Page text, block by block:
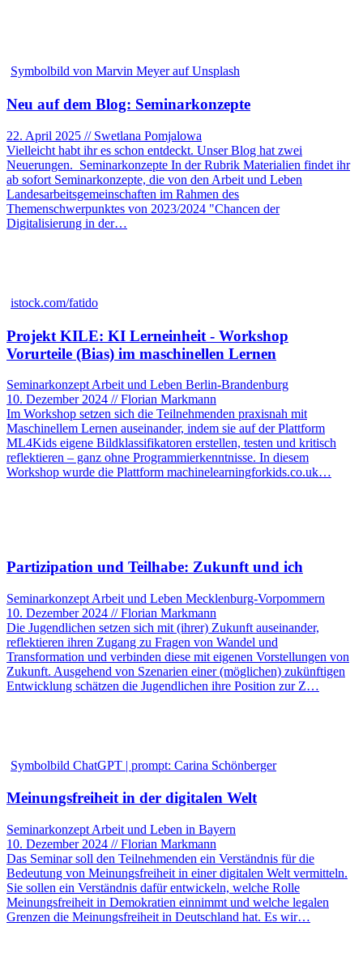
Symbolbild von Marvin Meyer auf Unsplash
Neu auf dem Blog: Seminarkonzepte
22. April 2025 // Swetlana Pomjalowa
Vielleicht habt ihr es schon entdeckt. Unser Blog hat zwei
Neuerungen. Seminarkonzepte In der Rubrik Materialien findet ihr
ab sofort Seminarkonzepte, die von den Arbeit und Leben
Landesarbeitsgemeinschaften im Rahmen des
Themenschwerpunktes von 2023/2024 "Chancen der
Digitalisierung in der…
istock.com/fatido
Projekt KILE: KI Lerneinheit - Workshop
Vorurteile (Bias) im maschinellen Lernen
Seminarkonzept Arbeit und Leben Berlin-Brandenburg
10. Dezember 2024 // Florian Markmann
Im Workshop setzen sich die Teilnehmenden praxisnah mit
Maschinellem Lernen auseinander, indem sie auf der Plattform
ML4Kids eigene Bildklassifikatoren erstellen, testen und kritisch
reflektieren – ganz ohne Programmierkenntnisse. In diesem
Workshop wurde die Plattform machinelearningforkids.co.uk…
Partizipation und Teilhabe: Zukunft und ich
Seminarkonzept Arbeit und Leben Mecklenburg-Vorpommern
10. Dezember 2024 // Florian Markmann
Die Jugendlichen setzen sich mit (ihrer) Zukunft auseinander,
reflektieren ihren Zugang zu Fragen von Wandel und
Transformation und verbinden diese mit eigenen Vorstellungen von
Zukunft. Ausgehend von Szenarien einer (möglichen) zukünftigen
Entwicklung schätzen die Jugendlichen ihre Position zur Z…
Symbolbild ChatGPT | prompt: Carina Schönberger
Meinungsfreiheit in der digitalen Welt
Seminarkonzept Arbeit und Leben in Bayern
10. Dezember 2024 // Florian Markmann
Das Seminar soll den Teilnehmenden ein Verständnis für die
Bedeutung von Meinungsfreiheit in einer digitalen Welt vermitteln.
Sie sollen ein Verständnis dafür entwickeln, welche Rolle
Meinungsfreiheit in Demokratien einnimmt und welche legalen
Grenzen die Meinungsfreiheit in Deutschland hat. Es wir…